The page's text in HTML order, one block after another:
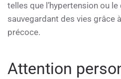
telles que l’hypertension ou
sauvegardant des vies grâce
précoce.
Attention